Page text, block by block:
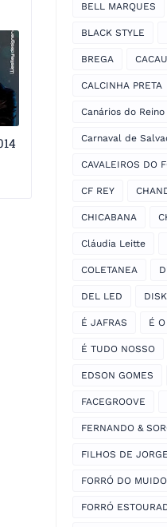
BELL MARQUES
BLACK STYLE
BREGA
CALCINHA PRETA
Canários do Reino
Carnaval de
CAVALEIROS DO
CF REY
CHICABANA
Cláudia Leitte
COLETANEA
DEL LED
É JAFRAS É
É TUDO NOSSO
EDSON GOMES
FACEGROOVE
FERNANDO &
FILHOS DE JORGE
FORRÓ DO MUIDO
FORRÓ